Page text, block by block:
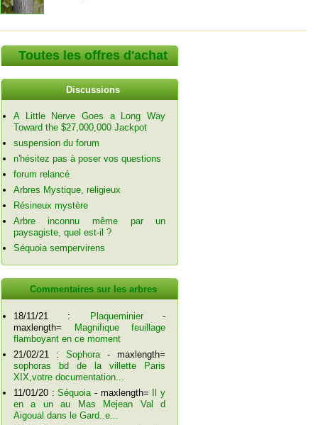
Toutes les offres d'achat
Discussions
A Little Nerve Goes a Long Way
Toward the $27,000,000 Jackpot
suspension du forum
n'hésitez pas à poser vos questions
forum relancé
Arbres Mystique, religieux
Résineux mystère
Arbre inconnu même par un
paysagiste, quel est-il ?
Séquoia sempervirens
Commentaires sur les arbres
18/11/21 : Plaqueminier-
maxlength=
Magnifique feuillage
flamboyant en ce moment
21/02/21 : Sophora- maxlength=
sophoras bd de la villette Paris
XIX,votre documentation...
11/01/20 :Séquoia- maxlength=
Il y
en a un au Mas Mejean Val d
Aigoual dans le Gard..e...